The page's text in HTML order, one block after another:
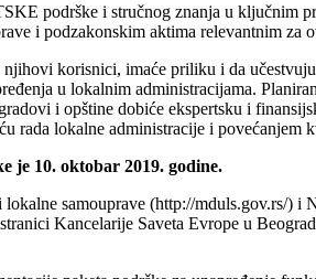
podrške i stručnog znanja u ključnim
i podzakonskim aktima relevantnim za
korisnici, imaće priliku i da
u lokalnim administracijama.
i opštine dobiće ekspertsku i
rada lokalne administracije i
je 10. oktobar 2019. godine.
samouprave (http://mduls.gov.rs/)
Kancelarije Saveta Evrope u